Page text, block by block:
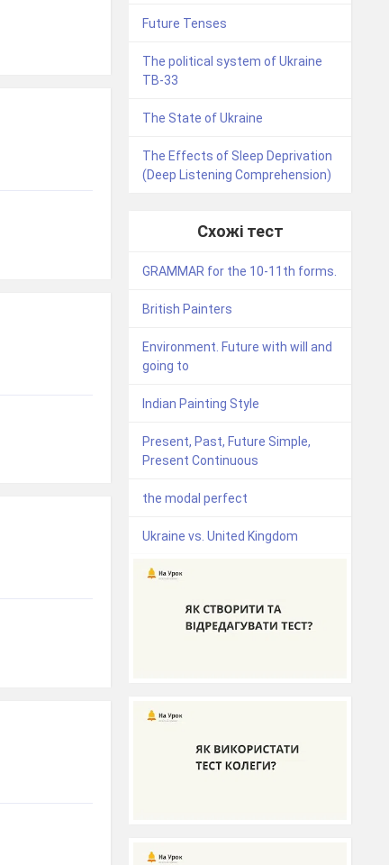
Future Tenses
The political system of Ukraine
ТВ-33
The State of Ukraine
The Effects of Sleep Deprivation
(Deep Listening Comprehension)
Схожі тест
GRAMMAR for the 10-11th forms.
British Painters
Environment. Future with will and
going to
Indian Painting Style
Present, Past, Future Simple,
Present Continuous
the modal perfect
Ukraine vs. United Kingdom